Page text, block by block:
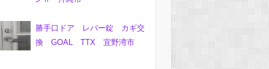
勝手口ドア レバー錠 カギ交
換 GOAL TTX 宜野湾市